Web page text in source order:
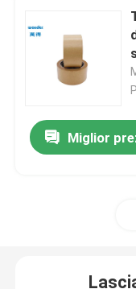
Miglior